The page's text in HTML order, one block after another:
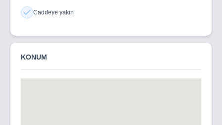
Caddeye yakın
KONUM